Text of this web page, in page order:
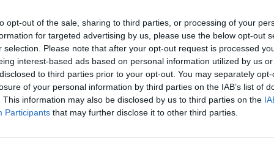
opt-out of the sale, sharing to third parties, or processing of your
for targeted advertising by us, please use the below opt-out
selection. Please note that after your opt-out request is processed
interest-based ads based on personal information utilized by us
to third parties prior to your opt-out. You may separately
of your personal information by third parties on the IAB’s list of
This information may also be disclosed by us to third parties on the
Participants that may further disclose it to other third parties.
a vilniusi repülőteret a szomszédos
miatt - közölte szombat este a litván
negyedik ilyen jellegű incidens. Litvánia szerint a léggömböket